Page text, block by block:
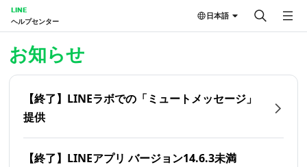
LINE
ヘルプセンター
日本語
お知らせ
【終了】LINEラボでの「ミュートメッセージ」
提供
【終了】LINEアプリ バージョン14.6.3未満